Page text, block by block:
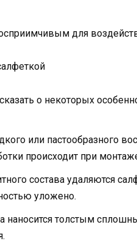
для
о некоторых
или пастообразного
происходит при
состава удаляются
уложено.
наносится толстым